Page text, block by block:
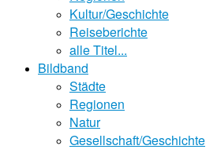
Kultur/Geschichte
Reiseberichte
alle Titel...
Bildband
Städte
Regionen
Natur
Gesellschaft/Geschichte